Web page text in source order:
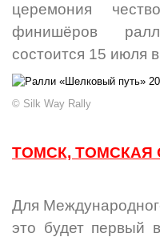
церемония
финишёров
состоится 15 июля
© Silk Way Rally
ТОМСК, ТОМСКАЯ
Для
это будет первый